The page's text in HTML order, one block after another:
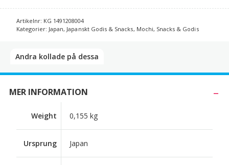
Artikelnr: KG 1491208004
Kategorier: Japan, Japanskt Godis & Snacks, Mochi, Snacks & Godis
Andra kollade på dessa​
MER INFORMATION
Weight 0,155 kg
Ursprung Japan